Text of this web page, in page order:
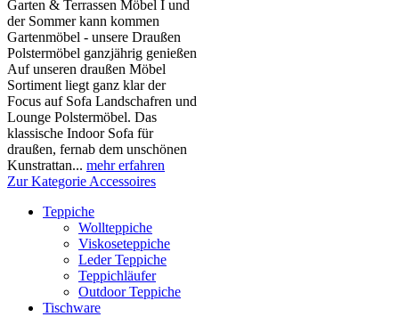
Garten & Terrassen Möbel I und
der Sommer kann kommen
Gartenmöbel - unsere Draußen
Polstermöbel ganzjährig genießen
Auf unseren draußen Möbel
Sortiment liegt ganz klar der
Focus auf Sofa Landschafren und
Lounge Polstermöbel. Das
klassische Indoor Sofa für
draußen, fernab dem unschönen
Kunstrattan... mehr erfahren
Zur Kategorie Accessoires
Teppiche
Wollteppiche
Viskoseteppiche
Leder Teppiche
Teppichläufer
Outdoor Teppiche
Tischware